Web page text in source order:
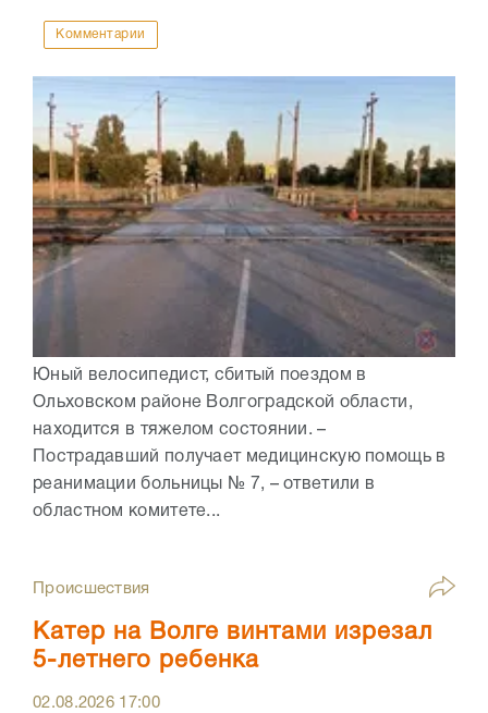
Комментарии
Юный велосипедист, сбитый поездом в
Ольховском районе Волгоградской области,
находится в тяжелом состоянии. –
Пострадавший получает медицинскую помощь в
реанимации больницы № 7, – ответили в
областном комитете...
Происшествия
Катер на Волге винтами изрезал
5-летнего ребенка
02.08.2026 17:00